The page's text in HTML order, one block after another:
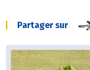
Partager sur